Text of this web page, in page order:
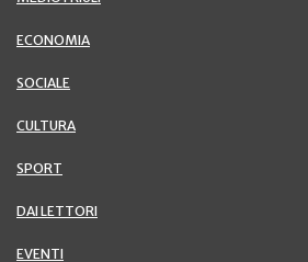
ECONOMIA
SOCIALE
CULTURA
SPORT
DAI LETTORI
EVENTI